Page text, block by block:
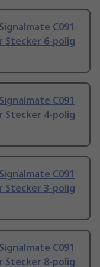
C091
Stecker 6-polig
C091
Stecker 4-polig
C091
Stecker 3-polig
C091
Stecker 8-polig